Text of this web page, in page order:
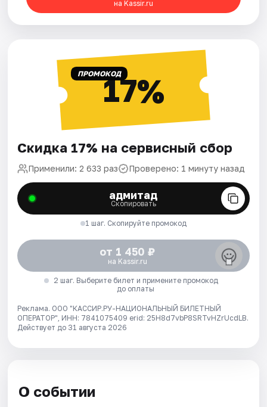
на Kassir.ru
ПРОМОКОД17%
Скидка 17% на сервисный сбор
Применили: 2 633 раз Проверено: 1 минуту назад
адмитад
Скопировать
1 шаг. Скопируйте промокод
от 1 450 ₽
на Kassir.ru
2 шаг. Выберите билет и примените промокод
до оплаты
Реклама. ООО "КАССИР.РУ-НАЦИОНАЛЬНЫЙ БИЛЕТНЫЙ
ОПЕРАТОР", ИНН: 7841075409 erid: 25H8d7vbP8SRTvHZrUcdLB.
Действует до 31 августа 2026
О событии